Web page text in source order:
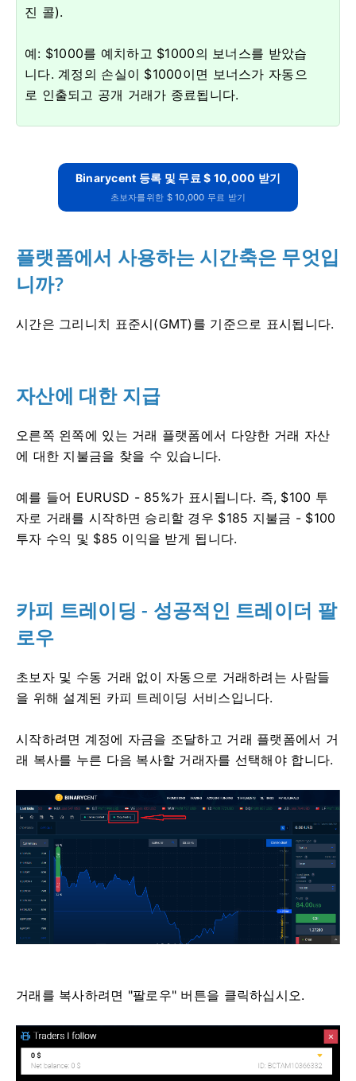
진 콜).
예: $1000를 예치하고 $1000의 보너스를 받았습
니다.계정의 손실이 $1000이면 보너스가 자동으
로 인출되고 공개 거래가 종료됩니다.
Binarycent 등록 및 무료 $ 10,000 받기
초보자를위한 $ 10,000 무료 받기
플랫폼에서 사용하는 시간축은 무엇입
니까?
시간은 그리니치 표준시(GMT)를 기준으로 표시됩니다.
자산에 대한 지급
오른쪽 왼쪽에 있는 거래 플랫폼에서 다양한 거래 자산
에 대한 지불금을 찾을 수 있습니다.
예를 들어 EURUSD - 85%가 표시됩니다. 즉, $100 투
자로 거래를 시작하면 승리할 경우 $185 지불금 - $100
투자 수익 및 $85 이익을 받게 됩니다.
카피 트레이딩 - 성공적인 트레이더 팔
로우
초보자 및 수동 거래 없이 자동으로 거래하려는 사람들
을 위해 설계된 카피 트레이딩 서비스입니다.
시작하려면 계정에 자금을 조달하고 거래 플랫폼에서 거
래 복사를 누른 다음 복사할 거래자를 선택해야 합니다.
거래를 복사하려면 "팔로우" 버튼을 클릭하십시오.